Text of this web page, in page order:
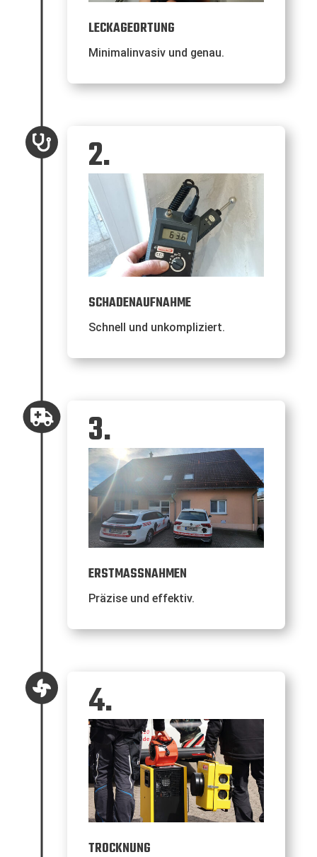
LECKAGEORTUNG
Minimalinvasiv und genau.
2.
SCHADENAUFNAHME
Schnell und unkompliziert.

3.
ERSTMASSNAHMEN
Präzise und effektiv.

4.
TROCKNUNG
